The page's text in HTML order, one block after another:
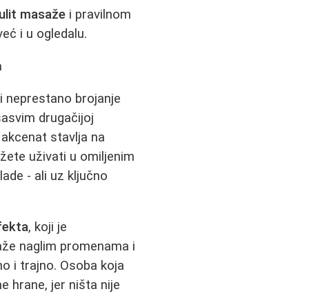
masaže i pravilnom
i u ogledalu.
neprestano brojanje
drugačijoj
stavlja na
uživati u omiljenim
- ali uz ključno
, koji je
naglim promenama i
i trajno. Osoba koja
hrane, jer ništa nije